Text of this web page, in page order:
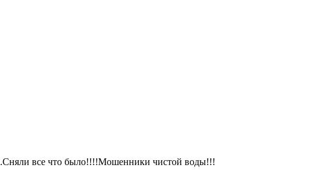
все что было!!!!Мошенники чистой воды!!!